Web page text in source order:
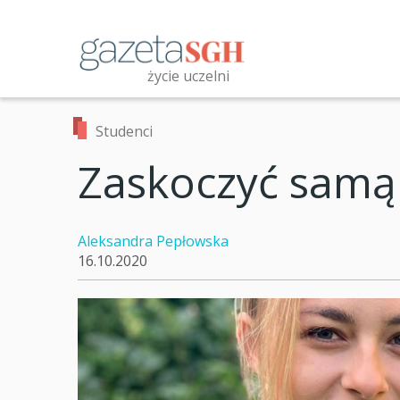
życie uczelni
Przeszukaj witrynę
Studenci
Zaskoczyć
Aleksandra Pepłowska
16.10.2020